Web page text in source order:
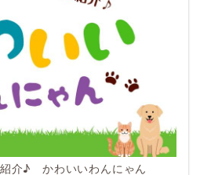
介♪ かわいいわんにゃん